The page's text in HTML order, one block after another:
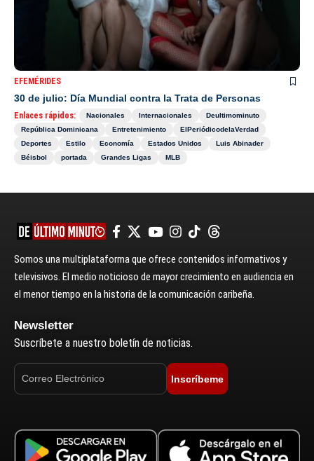
EFEMÉRIDES
30 de julio: Día Mundial contra la Trata de Personas
Enlaces rápidos: Nacionales Internacionales
Deultimominuto
República Dominicana
Entretenimiento
ElPeriódicodelaVerdad
Deportes
Estilo Economía Estados Unidos
Luis Abinader
Béisbol
portada Grandes Ligas MLB
Somos una multiplataforma que ofrece contenidos informativos y
televisivos. El medio noticioso de mayor crecimiento en audiencia en
el menor tiempo en la historia de la comunicación caribeña.
Newsletter
Suscríbete a nuestro boletín de noticias.
Inscríbeme